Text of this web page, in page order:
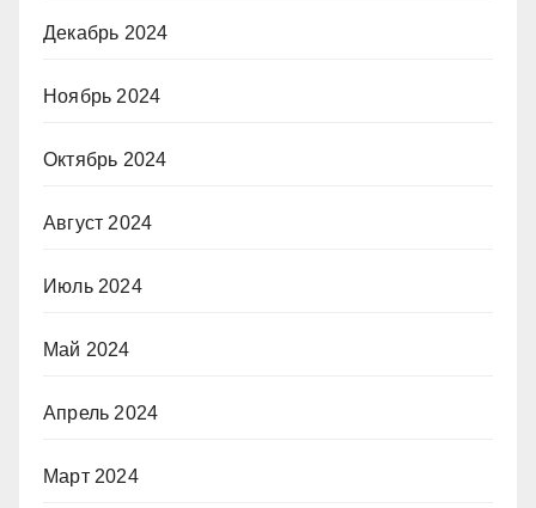
Декабрь 2024
Ноябрь 2024
Октябрь 2024
Август 2024
Июль 2024
Май 2024
Апрель 2024
Март 2024